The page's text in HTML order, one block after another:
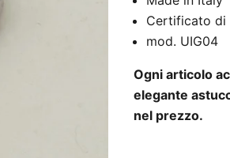
Certificato di
mod. UIG04
Ogni articolo
elegante
nel prezzo.